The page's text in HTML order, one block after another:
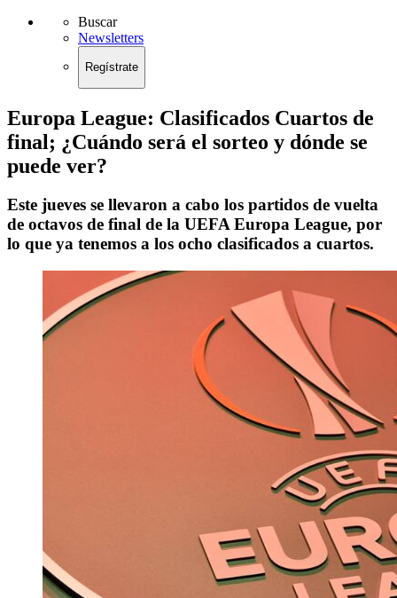
Buscar
Newsletters
Regístrate
Europa League: Clasificados Cuartos de
final; ¿Cuándo será el sorteo y dónde se
puede ver?
Este jueves se llevaron a cabo los partidos de vuelta
de octavos de final de la UEFA Europa League, por
lo que ya tenemos a los ocho clasificados a cuartos.